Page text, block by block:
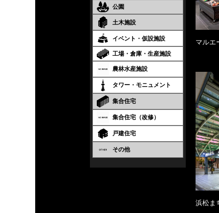
公園
土木施設
イベント・仮設施設
工場・倉庫・生産施設
農林水産施設
タワー・モニュメント
集合住宅
集合住宅（改修）
戸建住宅
その他
マルエ
浜松ま